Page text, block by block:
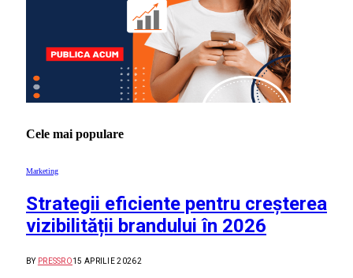
Cele mai populare
Marketing
Strategii eficiente pentru creșterea
vizibilității brandului în 2026
BY PRESSRO15 APRILIE 20262